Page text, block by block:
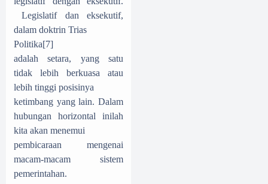
Legislatif dan eksekutif,
dalam doktrin Trias
Politika[7]
adalah setara, yang satu
tidak lebih berkuasa atau
lebih tinggi posisinya
ketimbang yang lain. Dalam
hubungan horizontal inilah
kita akan menemui
pembicaraan mengenai
macam-macam sistem
pemerintahan.